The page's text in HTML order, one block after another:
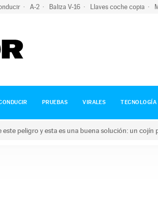
A-2 Baliza V-16 Llaves coche copia
PRUEBAS VIRALES TECNOLOGÍA
este peligro y esta es una buena solución: un